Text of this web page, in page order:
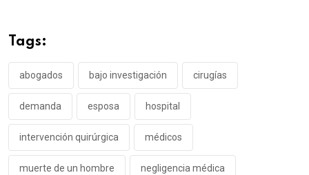
Tags:
abogados bajo investigación cirugías
demanda esposa hospital
intervención quirúrgica médicos
muerte de un hombre negligencia médica